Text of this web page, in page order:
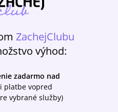
ZachejClubu
výhod:
zadarmo nad
platbe vopred
vybrané služby)